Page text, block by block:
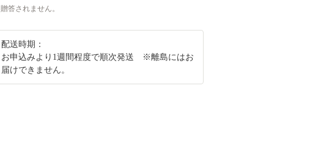
贈答されません。
配送時期：
お申込みより1週間程度で順次発送 ※離島にはお
届けできません。